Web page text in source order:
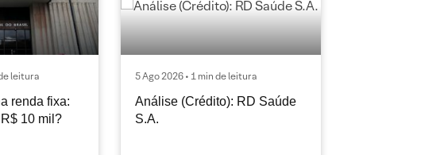
leitura
renda fixa:
10 mil?
5 Ago 2026 • 1 min de leitura
Análise (Crédito): RD Saúde
S.A.